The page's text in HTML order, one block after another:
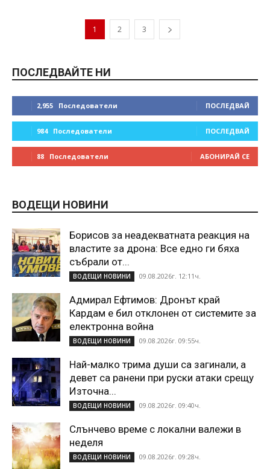
1 2 3
ПОСЛЕДВАЙТЕ НИ
2,955 Последователи ПОСЛЕДВАЙ
984 Последователи ПОСЛЕДВАЙ
88 Последователи АБОНИРАЙ СЕ
ВОДЕЩИ НОВИНИ
Борисов за неадекватната реакция на
властите за дрона: Все едно ги бяха
събрали от...
ВОДЕЩИ НОВИНИ 09.08.2026г. 12:11ч.
Адмирал Ефтимов: Дронът край
Кардам е бил отклонен от системите за
електронна война
ВОДЕЩИ НОВИНИ 09.08.2026г. 09:55ч.
Най-малко трима души са загинали, а
девет са ранени при руски атаки срещу
Източна...
ВОДЕЩИ НОВИНИ 09.08.2026г. 09:40ч.
Слънчево време с локални валежи в
неделя
ВОДЕЩИ НОВИНИ 09.08.2026г. 09:28ч.